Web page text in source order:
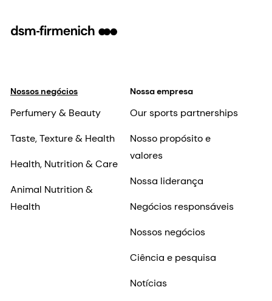
Nossos negócios
Perfumery & Beauty
Taste, Texture & Health
Health, Nutrition & Care
Animal Nutrition &
Health
Nossa empresa
Our sports partnerships
Nosso propósito e
valores
Nossa liderança
Negócios responsáveis
Nossos negócios
Ciência e pesquisa
Notícias